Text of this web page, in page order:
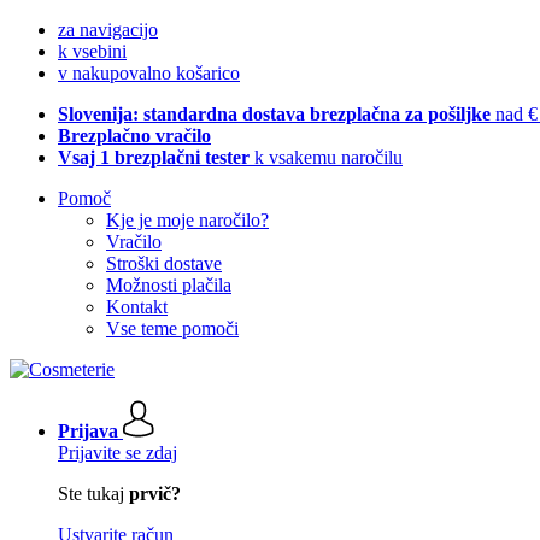
za navigacijo
k vsebini
v nakupovalno košarico
Slovenija: standardna dostava brezplačna za pošiljke nad
Brezplačno vračilo
Vsaj 1 brezplačni tester k vsakemu naročilu
Pomoč
Kje je moje naročilo?
Vračilo
Stroški dostave
Možnosti plačila
Kontakt
Vse teme pomoči
Prijava
Prijavite se zdaj
Ste tukaj prvič?
Ustvarite račun